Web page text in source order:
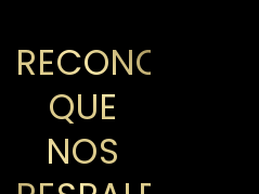
QUE
NOS